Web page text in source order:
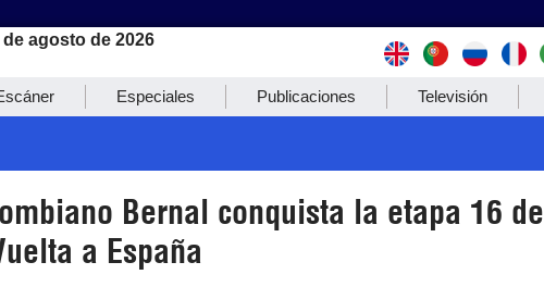
agosto de 2026
Especiales Publicaciones Televisión
Bernal conquista la etapa 16 de
a España